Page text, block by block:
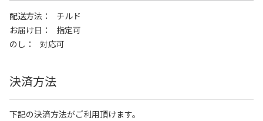
配送方法
チルド
お届け日
指定可
のし
対応可
決済方法
下記の決済方法がご利用頂けます。